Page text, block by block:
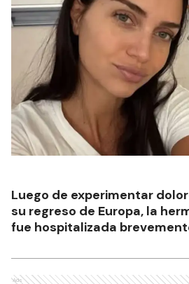
Luego de experimentar
su regreso de Europa, la
fue hospitalizada
Ads